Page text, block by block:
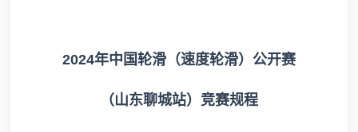
2024年中国轮滑（速度轮滑）公开赛
（山东聊城站）竞赛规程